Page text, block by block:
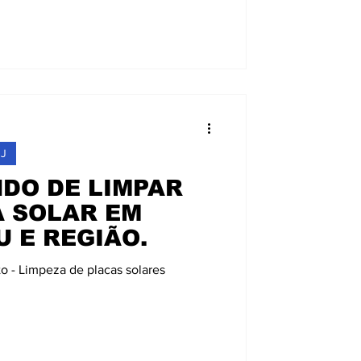
DE LIMPAR
SOLAR EM
E REGIÃO.
- Limpeza de placas solares